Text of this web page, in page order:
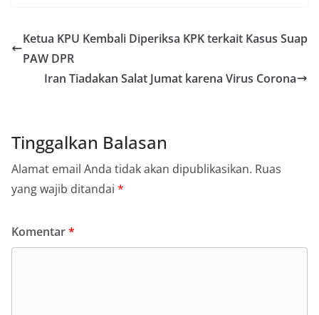
Ketua KPU Kembali Diperiksa KPK terkait Kasus Suap
PAW DPR
Iran Tiadakan Salat Jumat karena Virus Corona
Tinggalkan Balasan
Alamat email Anda tidak akan dipublikasikan. Ruas
yang wajib ditandai *
Komentar*